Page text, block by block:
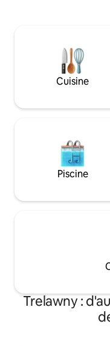
10 minutes des
du quai des bateaux de
studio semi-
paisible est équipé de
chauffe-eau, du Wi-
Cuisine
Piscine
Trelawny :